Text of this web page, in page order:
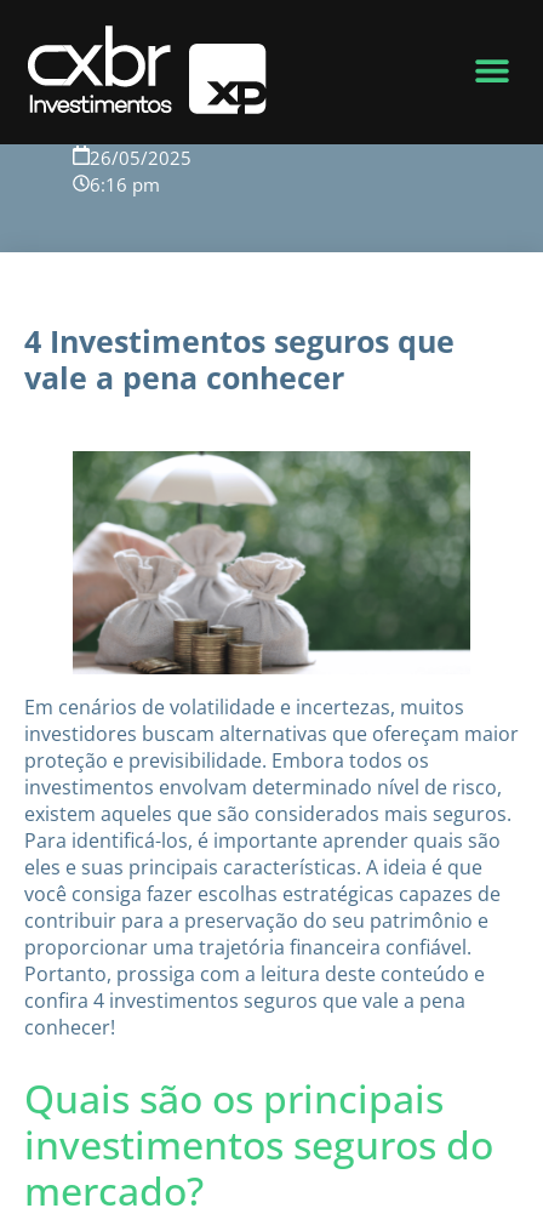
Voltar para o blog
26/05/2025
6:16 pm
4 Investimentos seguros que
vale a pena conhecer
Em cenários de volatilidade e incertezas, muitos
investidores buscam alternativas que ofereçam maior
proteção e previsibilidade. Embora todos os
investimentos envolvam determinado nível de risco,
existem aqueles que são considerados mais seguros.
Para identificá-los, é importante aprender quais são
eles e suas principais características. A ideia é que
você consiga fazer escolhas estratégicas capazes de
contribuir para a preservação do seu patrimônio e
proporcionar uma trajetória financeira confiável.
Portanto, prossiga com a leitura deste conteúdo e
confira 4 investimentos seguros que vale a pena
conhecer!
Quais são os principais
investimentos seguros do
mercado?